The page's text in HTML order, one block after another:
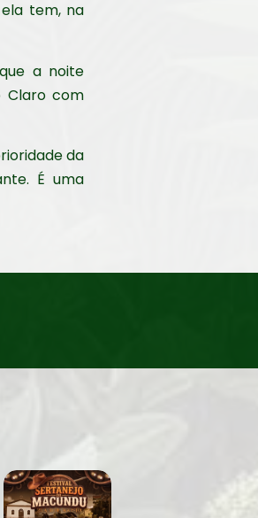
tem, na
a noite
Claro com
da
É uma